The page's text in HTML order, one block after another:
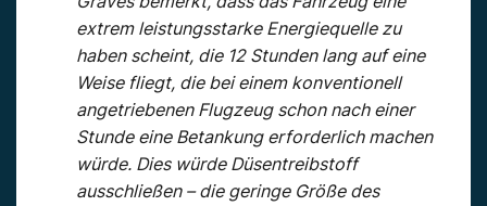
extrem leistungsstarke Energiequelle zu
haben scheint, die 12 Stunden lang auf eine
Weise fliegt, die bei einem konventionell
angetriebenen Flugzeug schon nach einer
Stunde eine Betankung erforderlich machen
würde. Dies würde Düsentreibstoff
ausschließen – die geringe Größe des